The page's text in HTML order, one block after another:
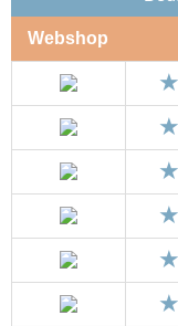
Webshop